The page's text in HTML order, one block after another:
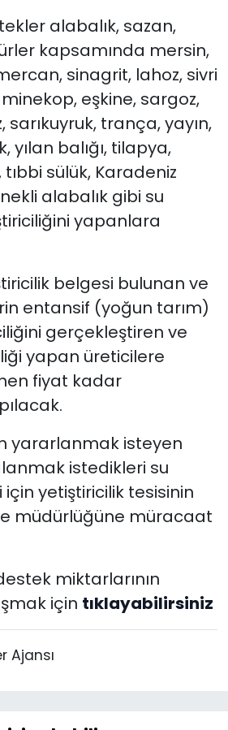
alabalık, sazan,
kapsamında mersin,
sinagrit, lahoz, sivri
eşkine, sargoz,
sarıkuyruk, trança, yayın,
yılan balığı, tilapya,
sülük, Karadeniz
alabalık gibi su
yapanlara
belgesi bulunan ve
entansif (yoğun tarım)
gerçekleştiren ve
yapan üreticilere
fiyat kadar
yararlanmak isteyen
istedikleri su
yetiştiricilik tesisinin
müdürlüğüne müracaat
miktarlarının
için tıklayabilirsiniz
Ajansı